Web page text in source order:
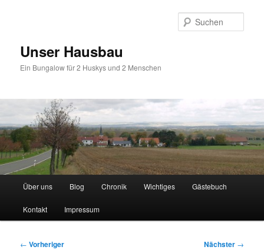
Unser Hausbau
Ein Bungalow für 2 Huskys und 2 Menschen
HauptmenüÜber uns Blog Chronik Wichtiges Gästebuch
Kontakt Impressum
Beitragsnavigation
← Vorheriger Nächster →